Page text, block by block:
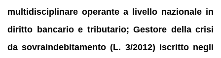
multidisciplinare operante a livello nazionale in
diritto bancario e tributario; Gestore della crisi
da sovraindebitamento (L. 3/2012) iscritto negli